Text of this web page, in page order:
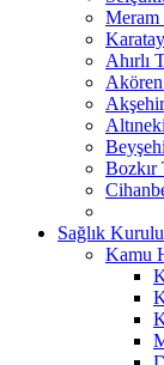
Meram
Ahırlı
Bozkır
Sağlık
Kamu